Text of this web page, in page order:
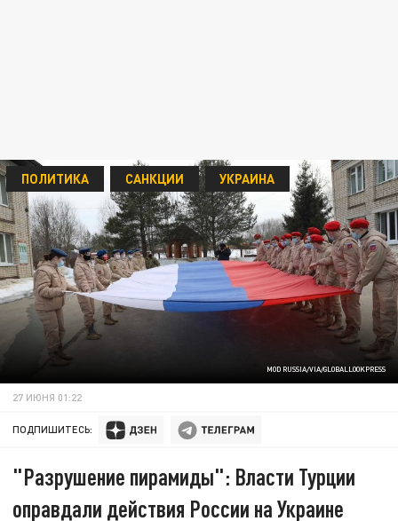
MOD RUSSIA/VIA/GLOBALLOOKPRESS
ПОЛИТИКА САНКЦИИ УКРАИНА
27 ИЮНЯ 01:22
ПОДПИШИТЕСЬ:
"Разрушение пирамиды": Власти Турции
оправдали действия России на Украине